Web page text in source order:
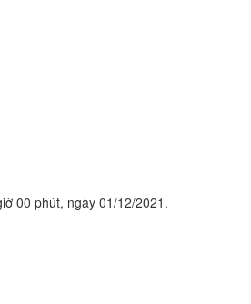
00 phút, ngày 01/12/2021.